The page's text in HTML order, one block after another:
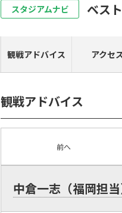
スタジアムナビ ベス
観戦アドバイス アクセ
観戦アドバイス
前へ
中倉一志（福岡担当